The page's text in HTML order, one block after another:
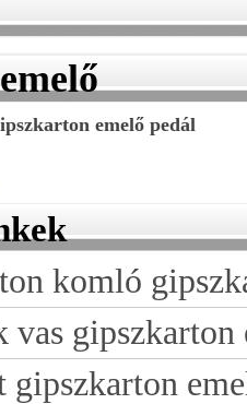
emelő pedál
komló
vas